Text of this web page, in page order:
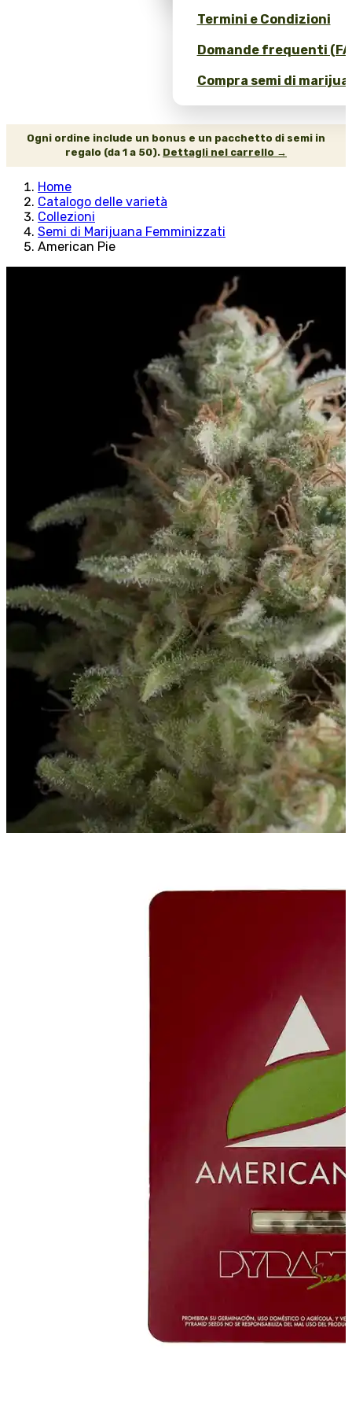
Termini e Condizioni
Domande frequenti
Compra semi di
Ogni ordine include un bonus e un pacchetto di semi in
regalo (da 1 a 50). Dettagli nel carrello →
Home
Catalogo delle varietà
Collezioni
Semi di Marijuana Femminizzati
American Pie